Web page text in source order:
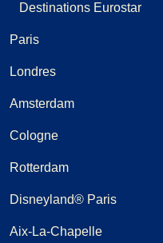
Destinations Eurostar
Paris
Londres
Amsterdam
Cologne
Rotterdam
Disneyland® Paris
Aix-La-Chapelle